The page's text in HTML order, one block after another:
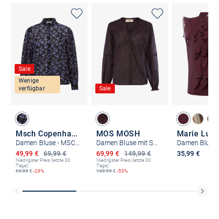
Sale
Wenige
verfügbar
Msch Copenhagen
Damen Bluse - MSCHKasandra
69,99 €
Ermäßigter Preis
49,99 €
Niedrigster Preis (letzte 30
Tage):
69,99€ -29%
Sale
MOS MOSH
149,99 €
Ermäßigter Preis
69,99 €
Niedrigster Preis (letzte 30
Tage):
149,99€ -53%
Marie
Damen
35,99 €